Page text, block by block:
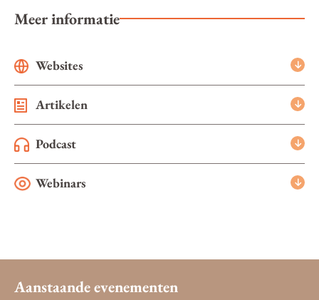
Meer informatie
Websites
Artikelen
Podcast
Webinars
Aanstaande evenementen